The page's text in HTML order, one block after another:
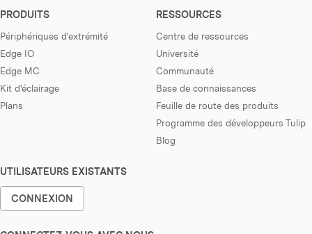
PRODUITS
Périphériques d'extrémité
Edge IO
Edge MC
Kit d'éclairage
Plans
RESSOURCES
Centre de ressources
Université
Communauté
Base de connaissances
Feuille de route des produits
Programme des développeurs Tulip
Blog
UTILISATEURS EXISTANTS
CONNEXION